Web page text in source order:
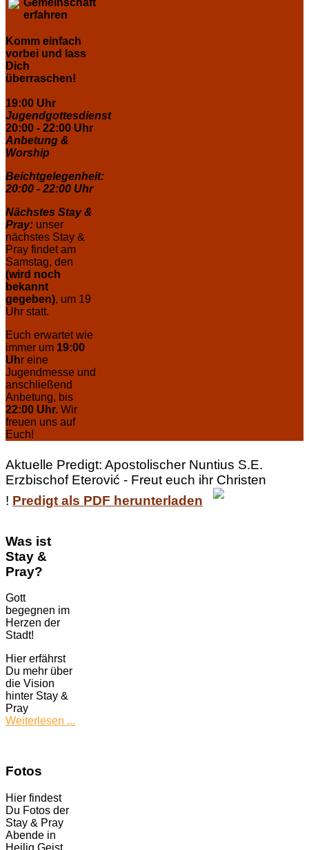
erfahren
Komm einfach
vorbei und lass
Dich
überraschen!
19:00 Uhr
Jugendgottesdienst
20:00 - 22:00 Uhr
Anbetung &
Worship
Beichtgelegenheit:
20:00 - 22:00 Uhr
Nächstes Stay &
Pray: unser
nächstes Stay &
Pray findet am
Samstag, den
(wird noch
bekannt
gegeben), um 19
Uhr statt.
Euch erwartet wie
immer um 19:00
Uhr eine
Jugendmesse und
anschließend
Anbetung, bis
22:00 Uhr. Wir
freuen uns auf
Euch!
Aktuelle Predigt: Apostolischer Nuntius S.E.
Erzbischof Eterović - Freut euch ihr Christen
! Predigt als PDF herunterladen
Was ist
Stay &
Pray?
Gott
begegnen im
Herzen der
Stadt!
Hier erfährst
Du mehr über
die Vision
hinter Stay &
Pray
Weiterlesen ...
Fotos
Hier findest
Du Fotos der
Stay & Pray
Abende in
Heilig Geist